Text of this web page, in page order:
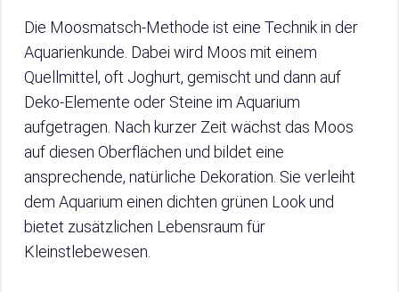
Die Moosmatsch-Methode ist eine Technik in der
Aquarienkunde. Dabei wird Moos mit einem
Quellmittel, oft Joghurt, gemischt und dann auf
Deko-Elemente oder Steine im Aquarium
aufgetragen. Nach kurzer Zeit wächst das Moos
auf diesen Oberflächen und bildet eine
ansprechende, natürliche Dekoration. Sie verleiht
dem Aquarium einen dichten grünen Look und
bietet zusätzlichen Lebensraum für
Kleinstlebewesen.